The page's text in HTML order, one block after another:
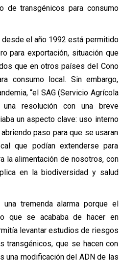
de transgénicos para consumo
el año 1992 está permitido
para exportación, situación que
que en otros países del Cono
consumo local. Sin embargo,
“el SAG (Servicio Agrícola
una resolución con una breve
un aspecto clave: uso interno
paso para que se usaran
que podían extenderse para
la alimentación de nosotros, con
en la biodiversidad y salud
una tremenda alarma porque el
que se acababa de hacer en
levantar estudios de riesgos
transgénicos, que se hacen con
una modificación del ADN de las